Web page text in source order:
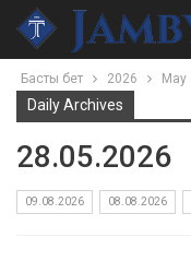
Басты бет 2026 May
Daily Archives
28.05.2026
09.08.2026 08.08.2026